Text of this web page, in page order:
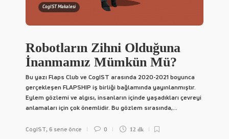
CogIST Makalesi
Robotların Zihni Olduğuna
İnanmamız Mümkün Mü?
Bu yazı Flaps Club ve CogIST arasında 2020-2021 boyunca
gerçekleşen FLAPSHIP iş birliği bağlamında yayınlanmıştır.
Eylem gözlemi ve algısı, insanların içinde yaşadıkları çevreyi
anlamaları için çok önemlidir. Bu gözlem sırasında,...
CogIST, 6 sene önce 0 12 dk